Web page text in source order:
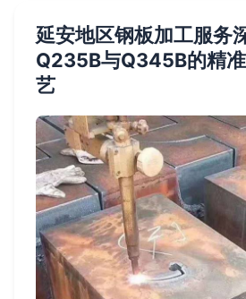
延安地区钢板加工服务
Q235B与Q345B的精
艺